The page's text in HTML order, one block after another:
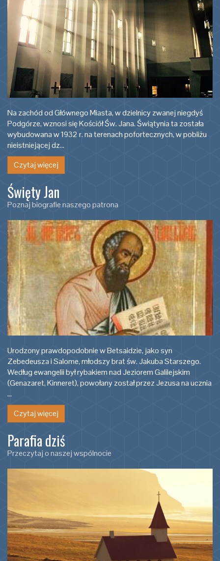
Na zachód od Głównego Miasta, w dzielnicy zwanej niegdyś
Podgórze, wznosi się Kościół Św. Jana. Świątynia ta została
wybudowana w 1932 r. na terenach pofortecznych, w pobliżu
nieistniejącej dz…
Czytaj więcej
Święty Jan
Poznaj biografie naszego patrona
Urodzony prawdopodobnie w Betsaidzie, jako syn
Zebedeusza i Salome, młodszy brat św. Jakuba Starszego.
Według ewangelii był rybakiem nad Jeziorem Galilejskim
(Genazaret, Kinneret), powołany został przez Jezusa na ucznia
…
Czytaj więcej
Parafia dziś
Przeczytaj o naszej wspólnocie